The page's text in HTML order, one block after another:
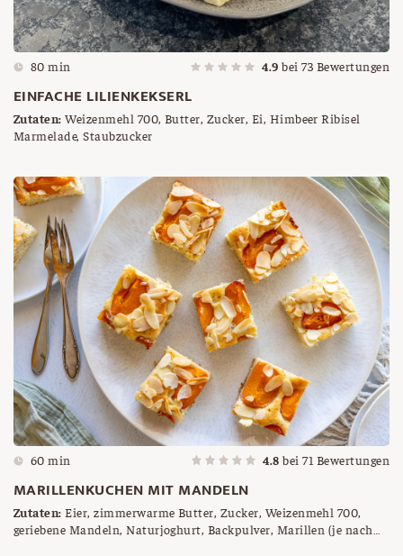
80 min 4.9 bei73 Bewertungen
EINFACHE LILIENKEKSERL
Zutaten: Weizenmehl 700, Butter, Zucker, Ei, Himbeer Ribisel
Marmelade, Staubzucker
60 min 4.8 bei71 Bewertungen
MARILLENKUCHEN MIT MANDELN
Zutaten: Eier, zimmerwarme Butter, Zucker, Weizenmehl 700,
geriebene Mandeln, Naturjoghurt, Backpulver, Marillen (je nach